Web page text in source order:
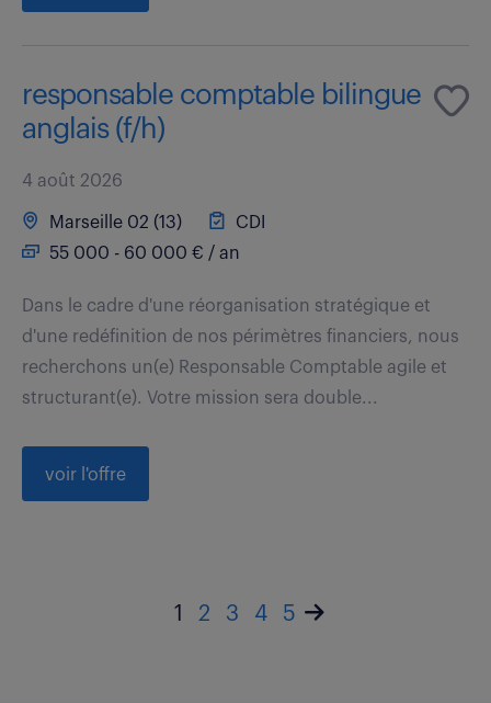
responsable comptable bilingue
anglais (f/h)
4 août 2026
Marseille 02 (13)
CDI
55 000 - 60 000 € / an
Dans le cadre d'une réorganisation stratégique et
d'une redéfinition de nos périmètres financiers, nous
recherchons un(e) Responsable Comptable agile et
structurant(e). Votre mission sera double...
voir l'offre
1 2 3 4 5